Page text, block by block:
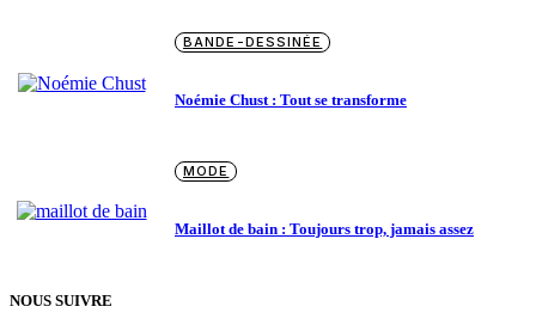
BANDE-DESSINÉE
Noémie Chust : Tout se transforme
MODE
Maillot de bain : Toujours trop, jamais assez
NOUS SUIVRE